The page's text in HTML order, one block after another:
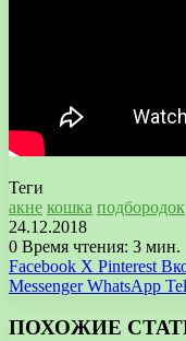
Теги
акне кошка подбородок
24.12.2018
0 Время чтения: 3 мин.
Facebook X Pinterest
Messenger WhatsApp
ПОХОЖИЕ